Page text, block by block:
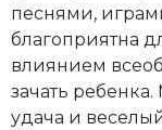
песнями,
благоприятна
влиянием
зачать
удача и